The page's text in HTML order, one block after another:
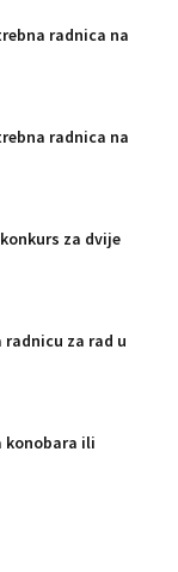
radnica na
radnica na
za dvije
za rad u
konobara ili